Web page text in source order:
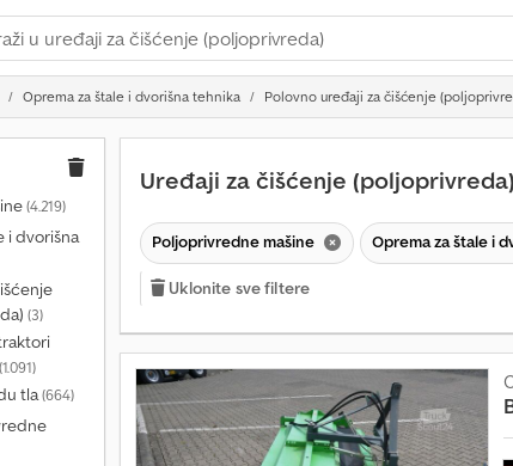
Oprema za štale i dvorišna tehnika Polovno uređaji za čišćenje
(4.219)
i dvorišna
(3)
(1.091)
tla(664)
Uređaji za čišćenje
Poljoprivredne mašine Oprema za štale i
Uklonite sve filtere